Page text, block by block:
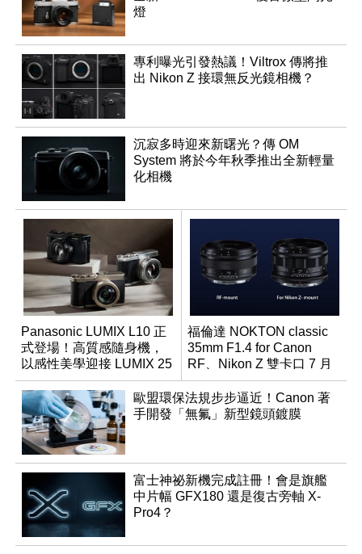
燈
專利曝光引發熱議！Viltrox 傳將推
出 Nikon Z 接環無反光鏡相機？
沉寂多時迎來新曙光？傳 OM
System 將於今年秋季推出全新輕量
化相機
Panasonic LUMIX L10 正
式登場！高質感隨身機，
以感性美學迎接 LUMIX 25
週年
福倫達 NOKTON classic
35mm F1.4 for Canon
RF、Nikon Z 雙卡口 7 月
同步登台
歐盟環保法規步步逼近！Canon 著
手開發「無氟」新型鏡頭鍍膜
富士神祕新機完成註冊！會是旗艦
中片幅 GFX180 還是復古旁軸 X-
Pro4？